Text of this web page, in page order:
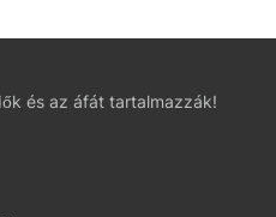
és az áfát tartalmazzák!